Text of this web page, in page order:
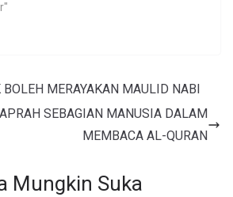
MERAYAKAN MAULID NABI
SEBAGIAN MANUSIA DALAM
MEMBACA AL-QURAN
Mungkin Suka